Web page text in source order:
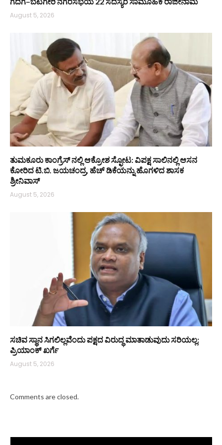
August 5, 2026
ತುಮಕೂರು ಕಾಂಗ್ರೆಸ್ ನಲ್ಲಿ ಆಕ್ರೋಶ ಸ್ಫೋಟ: ವಿಪಕ್ಷ ಸಾಲಿನಲ್ಲಿ ಆಸನ
ಕೋರಿದ ಟಿ.ಬಿ. ಜಯಚಂದ್ರ, ಹೆಚ್ ಡಿಕೆಯನ್ನು ಹೊಗಳಿದ ಶಾಸಕ
ಶ್ರೀನಿವಾಸ್
August 5, 2026
ಸಚಿವ ಸ್ಥಾನ ಸಿಗಲಿಲ್ಲವೆಂದು ಪಕ್ಷದ ವಿರುದ್ಧ ಮಾತಾಡುವುದು ಸರಿಯಲ್ಲ:
ಪ್ರಿಯಾಂಕ್ ಖರ್ಗೆ
August 5, 2026
Comments are closed.